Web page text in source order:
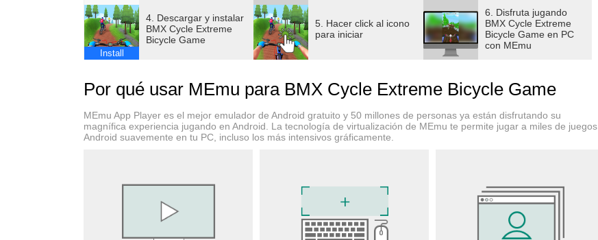
Simple and responsive commands
Are you a cycle racing games fan ?
scenery from snowy mountain peaks to sun-soaked deserts. Your bike is your ticket to adventure, and you
A Variety of 2-wheel Vehicles!
Adventure. A variety of bicycles available in our cycle game for your entertainment. Enthusiasts know it by
the name of cycle wali game.
Install
4. Descargar y instalar
BMX Cycle Extreme
Bicycle Game
5. Hacer click al icono
para iniciar
6. Disfruta jugando
BMX Cycle Extreme
Bicycle Game en PC
con MEmu
Por qué usar MEmu para BMX Cycle Extreme Bicycle Game
MEmu App Player es el mejor emulador de Android gratuito y 50 millones de personas ya están disfrutando su
magnífica experiencia jugando en Android. La tecnología de virtualización de MEmu te permite jugar a miles de juegos
Android suavemente en tu PC, incluso los más intensivos gráficamente.